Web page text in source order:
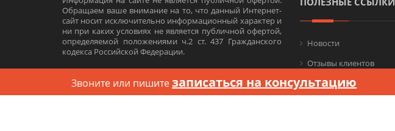
Обращаем ваше внимание на то, что данный Интернет-
сайт носит исключительно информационный характер и
ни при каких условиях не является публичной офертой,
определяемой положениями ч.2 ст. 437 Гражданского
кодекса Российской Федерации.
Согласие на обработку персональных данных
Новости
Отзывы клиентов
Связаться с нами
Звоните или пишитезаписаться на консультацию